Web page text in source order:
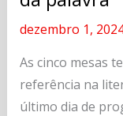
dezembro 1,
As cinco mesas
referência na
último dia de